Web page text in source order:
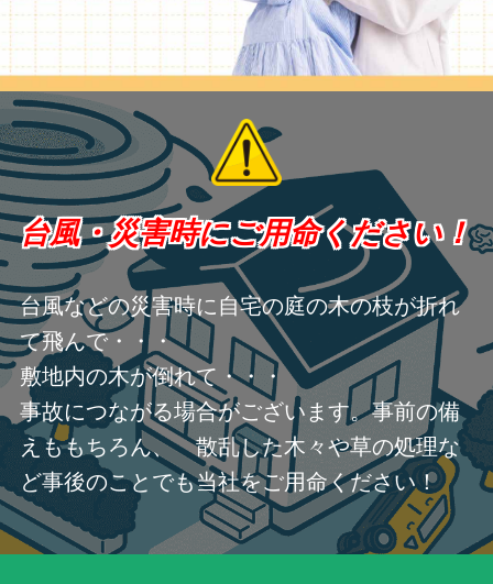
台風・災害時にご用命ください！
台風などの災害時に自宅の庭の木の枝が折れ
て飛んで・・・
敷地内の木が倒れて・・・
事故につながる場合がございます。事前の備
えももちろん、 散乱した木々や草の処理な
ど事後のことでも当社をご用命ください！